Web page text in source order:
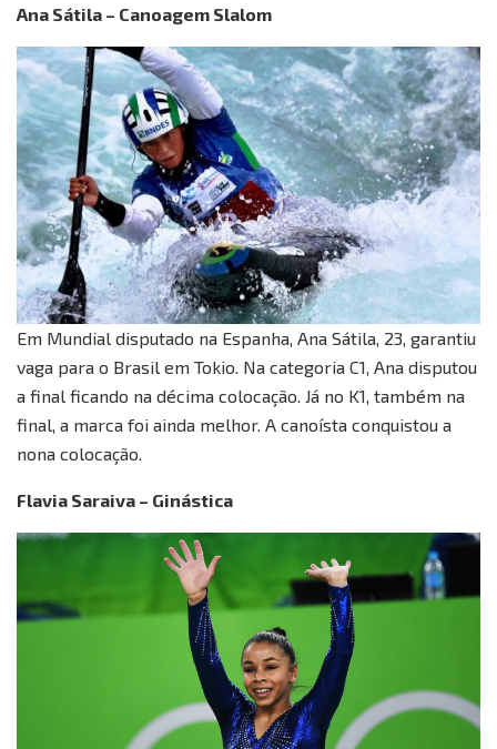
Ana Sátila – Canoagem Slalom
Em Mundial disputado na Espanha, Ana Sátila, 23, garantiu
vaga para o Brasil em Tokio. Na categoria C1, Ana disputou
a final ficando na décima colocação. Já no K1, também na
final, a marca foi ainda melhor. A canoísta conquistou a
nona colocação.
Flavia Saraiva – Ginástica